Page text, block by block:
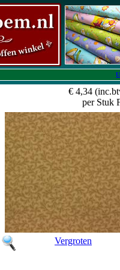
€ 4,34
per Stuk
Vergroten